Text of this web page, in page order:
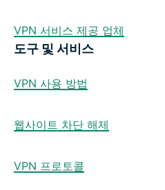
VPN 서비스 제공 업체
도구 및 서비스
VPN 사용 방법
웹사이트 차단 해제
VPN 프로토콜